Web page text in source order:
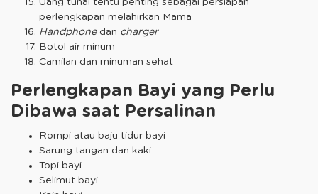
perlengkapan melahirkan Mama
Handphonedan charger
Botol air minum
Camilan dan minuman sehat
Perlengkapan Bayi yang Perlu
Dibawa saat Persalinan
Rompi atau baju tidur bayi
Sarung tangan dan kaki
Topi bayi
Selimut bayi